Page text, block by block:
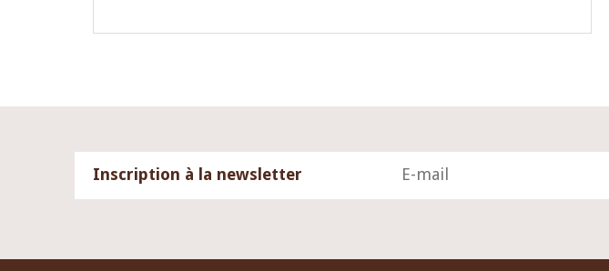
Inscription à la newsletter